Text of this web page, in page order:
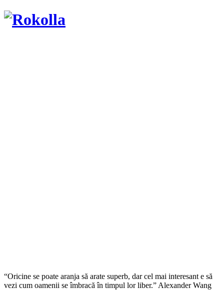
“Oricine se poate aranja să arate superb, dar cel mai interesant e să
vezi cum oamenii se îmbracă în timpul lor liber.” Alexander Wang